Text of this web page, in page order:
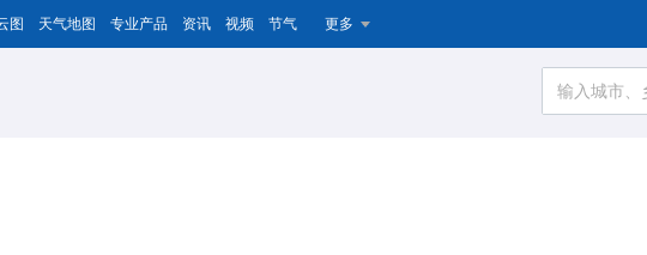
图 天气地图 专业产品 资讯 视频 节气 更多